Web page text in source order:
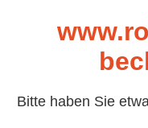
Bitte haben Sie